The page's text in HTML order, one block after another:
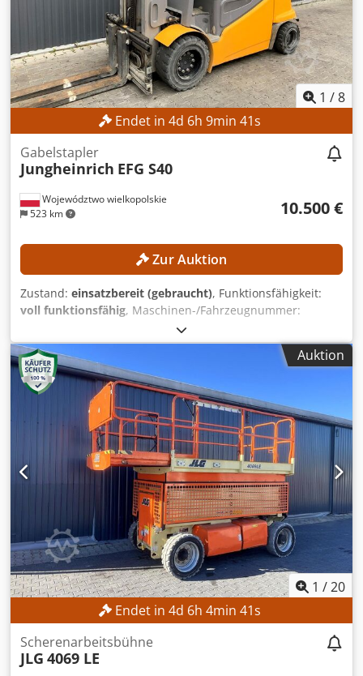
1 /8
Endet in 4d 6h 9min 40s
Województwo wielkopolskie
523 km
Gabelstapler
Jungheinrich EFG S40
10.500 €
Zur Auktion
Zustand: einsatzbereit (gebraucht), Funktionsfähigkeit:
voll funktionsfähig, Maschinen-/Fahrzeugnummer:
, Betriebsstunden:
Hubhöhe:3.540 mm, Masttyp:Duplex, Bauhöhe:2.520
mm, Ausstattung:
, Kein Mindestpreis -
garantierter Verkauf zum höchsten Gebot! TECHNISCHE
DETAILS Hubhöhe: 3.540 mm Bauhöhe: 2.520 mm
MASCHINEN-DETAILS Masttyp: Duplex mit Freihub
Batteriespannung: 80 V Batteriekapazität: 930 Ah Baujahr
Batterie: 2017 Hydraulikventile: 3./4. Ventil Dcedozrlvfspfx
Ai Nok Betriebsstunden: 1.398 h AUSSTATTUNG
Seitenschieber Gabelpositionierer Ladegerät inklusive
Externe Referenz: SL13606SP
Auktion
1 /20
Endet in 4d 6h 4min 40s
Scherenarbeitsbühne
JLG 4069 LE